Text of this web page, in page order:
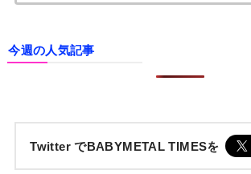
今週の人気記事
Twitter でBABYMETAL TIMESを